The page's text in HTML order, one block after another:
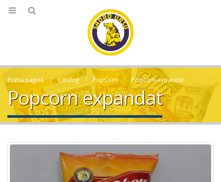
Prima pagină Catalog PopCorn Popcorn expandat
Popcorn expandat